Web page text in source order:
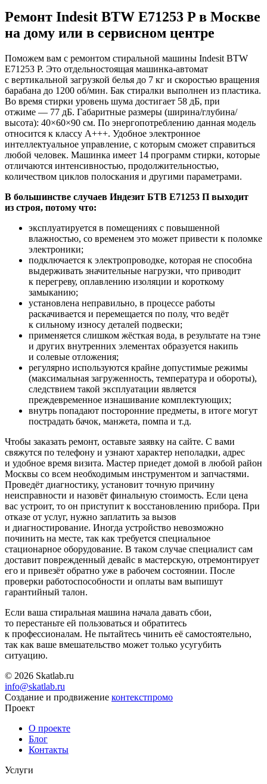
Ремонт Indesit BTW E71253 P в Москве
на дому или в сервисном центре
Поможем вам с ремонтом стиральной машины Indesit BTW
E71253 P. Это отдельностоящая машинка-автомат
с вертикальной загрузкой белья до 7 кг и скоростью вращения
барабана до 1200 об/мин. Бак стиралки выполнен из пластика.
Во время стирки уровень шума достигает 58 дБ, при
отжиме — 77 дБ. Габаритные размеры (ширина/глубина/
высота): 40×60×90 см. По энергопотреблению данная модель
относится к классу A+++. Удобное электронное
интеллектуальное управление, с которым сможет справиться
любой человек. Машинка имеет 14 программ стирки, которые
отличаются интенсивностью, продолжительностью,
количеством циклов полоскания и другими параметрами.
В большинстве случаев Индезит БТВ Е71253 П выходит
из строя, потому что:
эксплуатируется в помещениях с повышенной
влажностью, со временем это может привести к поломке
электроники;
подключается к электропроводке, которая не способна
выдерживать значительные нагрузки, что приводит
к перегреву, оплавлению изоляции и короткому
замыканию;
установлена неправильно, в процессе работы
раскачивается и перемещается по полу, что ведёт
к сильному износу деталей подвески;
применяется слишком жёсткая вода, в результате на тэне
и других внутренних элементах образуется накипь
и солевые отложения;
регулярно используются крайне допустимые режимы
(максимальная загруженность, температура и обороты),
следствием такой эксплуатации является
преждевременное изнашивание комплектующих;
внутрь попадают посторонние предметы, в итоге могут
пострадать бачок, манжета, помпа и т.д.
Чтобы заказать ремонт, оставьте заявку на сайте. С вами
свяжутся по телефону и узнают характер неполадки, адрес
и удобное время визита. Мастер приедет домой в любой район
Москвы со всем необходимым инструментом и запчастями.
Проведёт диагностику, установит точную причину
неисправности и назовёт финальную стоимость. Если цена
вас устроит, то он приступит к восстановлению прибора. При
отказе от услуг, нужно заплатить за вызов
и диагностирование. Иногда устройство невозможно
починить на месте, так как требуется специальное
стационарное оборудование. В таком случае специалист сам
доставит поврежденный девайс в мастерскую, отремонтирует
его и привезёт обратно уже в рабочем состоянии. После
проверки работоспособности и оплаты вам выпишут
гарантийный талон.
Если ваша стиральная машина начала давать сбои,
то перестаньте ей пользоваться и обратитесь
к профессионалам. Не пытайтесь чинить её самостоятельно,
так как ваше вмешательство может только усугубить
ситуацию.
© 2026 Skatlab.ru
info@skatlab.ru
Создание и продвижение контекстпромо
Проект
О проекте
Блог
Контакты
Услуги